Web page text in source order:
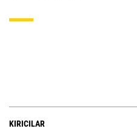
KIRICILAR